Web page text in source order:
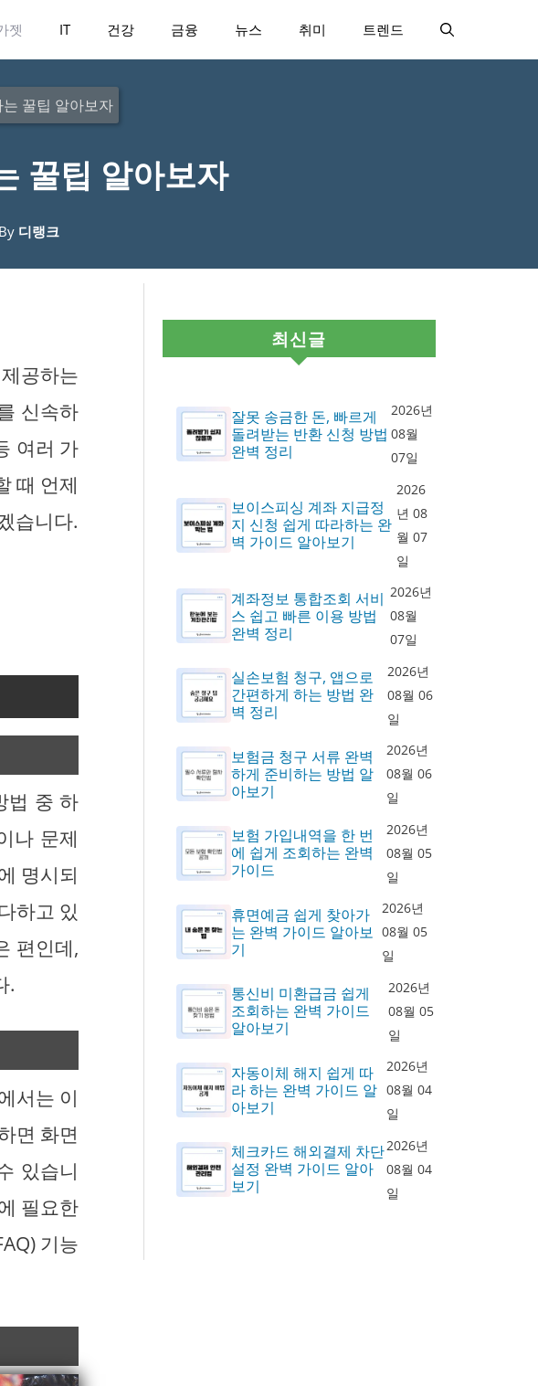
젯 IT 건강 금융 뉴스 취미 트렌드
꿀팁 알아보자
꿀팁 알아보자
By 디랭크
공하는
신속하
여러 가
때 언제
습니다.
법 중 하
나 문제
명시되
하고 있
편인데,
.
서는 이
면 화면
있습니
필요한
기능
최신글
잘못 송금한 돈, 빠르게
돌려받는 반환 신청 방법
완벽 정리
2026년
08월
07일
보이스피싱 계좌 지급정
지 신청 쉽게 따라하는 완
벽 가이드 알아보기
2026
년 08
월 07
일
계좌정보 통합조회 서비
스 쉽고 빠른 이용 방법
완벽 정리
2026년
08월
07일
실손보험 청구, 앱으로
간편하게 하는 방법 완
벽 정리
2026년
08월 06
일
보험금 청구 서류 완벽
하게 준비하는 방법 알
아보기
2026년
08월 06
일
보험 가입내역을 한 번
에 쉽게 조회하는 완벽
가이드
2026년
08월 05
일
휴면예금 쉽게 찾아가
는 완벽 가이드 알아보
기
2026년
08월 05
일
통신비 미환급금 쉽게
조회하는 완벽 가이드
알아보기
2026년
08월 05
일
자동이체 해지 쉽게 따
라 하는 완벽 가이드 알
아보기
2026년
08월 04
일
체크카드 해외결제 차단
설정 완벽 가이드 알아
보기
2026년
08월 04
일